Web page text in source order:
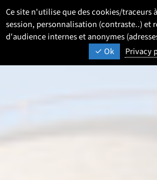
Ce site n'utilise que des cookies/traceurs
session, personnalisation (contraste..) et
d'audience internes et anonymes
Ok
Privacy
Aller
au
contenu
Aller
au
menu
Aller
au
pied
page
UNIVERSITÉ DE LILLE
INSPIRONS DEMAIN